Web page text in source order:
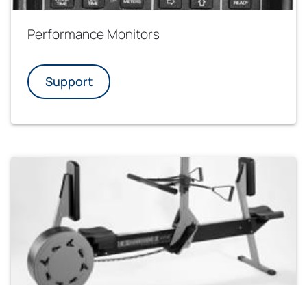
Performance Monitors
Support